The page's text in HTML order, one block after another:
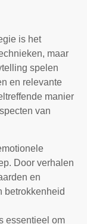
is het
maar
spelen
en relevante
manier
van
Door verhalen
en
betrokkenheid
essentieel om